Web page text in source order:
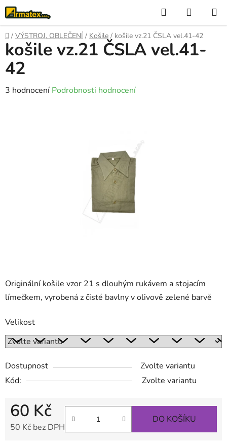
Přejít
na
obsah
Hledat
KOŠÍK
Domů
/ VÝSTROJ, OBLEČENÍ / Košile / košile vz.21 ČSLA vel.41-42
Originální košile vzor 21 s dlouhým rukávem a stojacím
límečkem, vyrobená z čisté bavlny v olivově zelené barvě
Velikost
Dostupnost
Zvolte variantu
Kód:
Zvolte variantu
60 Kč
50 Kč bez DPH
DO KOŠÍKU
košile vz.21 ČSLA vel.41-
42
Průměrné
3 hodnocení Podrobnosti hodnocení